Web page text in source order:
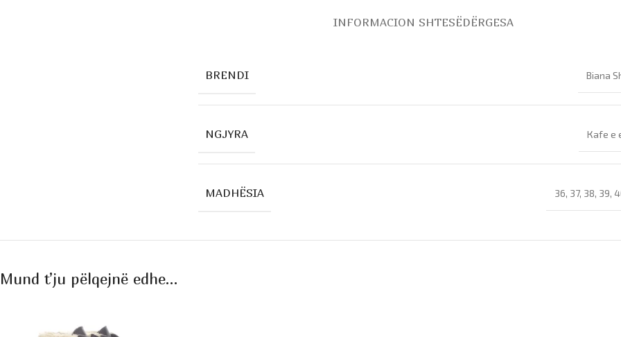
INFORMACION SHTESËDËRGESA
BRENDI Biana
NGJYRA Кafe e
MADHËSIA 36, 37, 38, 39,
Mund t’ju pëlqejnë edhe…